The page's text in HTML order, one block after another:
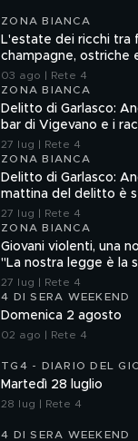
ZONA BIANCA
L'estate dei ricchi tra
champagne, ostriche
03 ago | Rete 4
ZONA BIANCA
Delitto di Garlasco:
bar di Vigevano e i
27 lug | Rete 4
ZONA BIANCA
Delitto di Garlasco:
mattina del delitto è
27 lug | Rete 4
ZONA BIANCA
Giovani violenti, una
"La nostra legge è la
27 lug | Rete 4
4 DI SERA WEEKEND
Domenica 2 agosto
02 ago | Rete 4
TG4 - DIARIO DEL
Martedì 28 luglio
28 lug | Rete 4
4 DI SERA WEEKEND